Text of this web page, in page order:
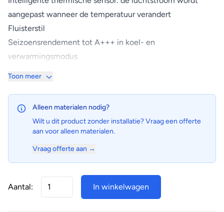
aangepast wanneer de temperatuur verandert
Fluisterstil
Seizoensrendement tot A+++ in koel- en
verwarmingsmodus
Daikin Residential-regelaar: bedien uw binnenunit vanuit
om het even welke locatie met een app, via uw lokaal
netwerk of het internet.
reduceren met 68% in vergelijking met R-410A-systemen
het hoge energierendement.
Het Coanda-effect optimaliseert de luchtstroom, voor
Toon meer
Alleen materialen nodig?
Wilt u dit product zonder installatie? Vraag een offerte
aan voor alleen materialen.
Vraag offerte aan →
Aantal: In winkelwagen